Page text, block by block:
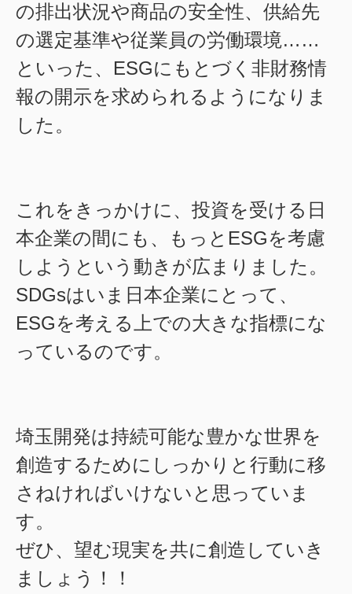
の排出状況や商品の安全性、供給先
の選定基準や従業員の労働環境……
といった、ESGにもとづく非財務情
報の開示を求められるようになりま
した。
これをきっかけに、投資を受ける日
本企業の間にも、もっとESGを考慮
しようという動きが広まりました。
SDGsはいま日本企業にとって、
ESGを考える上での大きな指標にな
っているのです。
埼玉開発は持続可能な豊かな世界を
創造するためにしっかりと行動に移
さねければいけないと思っていま
す。
ぜひ、望む現実を共に創造していき
ましょう！！